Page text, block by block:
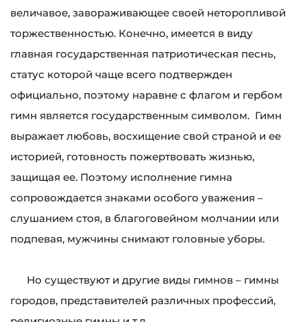
величавое, завораживающее своей неторопливой
торжественностью. Конечно, имеется в виду
главная государственная патриотическая песнь,
статус которой чаще всего подтвержден
официально, поэтому наравне с флагом и гербом
гимн является государственным символом. Гимн
выражает любовь, восхищение свой страной и ее
историей, готовность пожертвовать жизнью,
защищая ее. Поэтому исполнение гимна
сопровождается знаками особого уважения –
слушанием стоя, в благоговейном молчании или
подпевая, мужчины снимают головные уборы.
Но существуют и другие виды гимнов – гимны
городов, представителей различных профессий,